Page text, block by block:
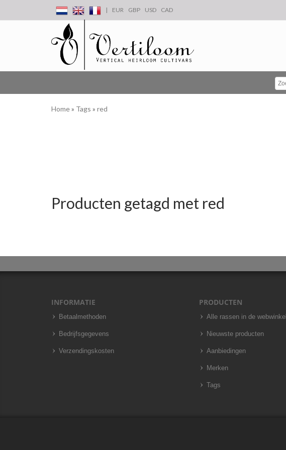
| EUR GBP USD CAD
Home» Tags » red
Producten getagd met red
INFORMATIE
Betaalmethoden
Bedrijfsgegevens
Verzendingskosten
PRODUCTEN
Alle rassen in de webwinkel
Nieuwste producten
Aanbiedingen
Merken
Tags